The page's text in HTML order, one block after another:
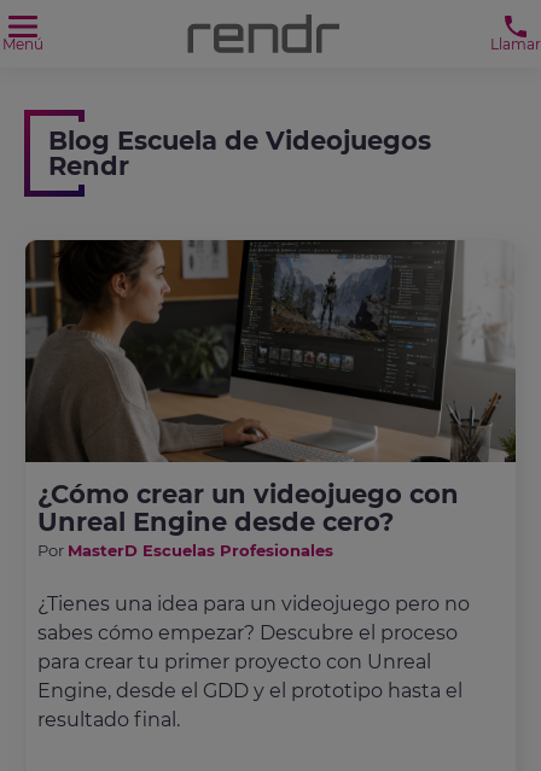
Menú Llamar
Blog Escuela de Videojuegos
Rendr
¿Cómo crear un videojuego con
Unreal Engine desde cero?
Por MasterD Escuelas Profesionales
¿Tienes una idea para un videojuego pero no
sabes cómo empezar? Descubre el proceso
para crear tu primer proyecto con Unreal
Engine, desde el GDD y el prototipo hasta el
resultado final.